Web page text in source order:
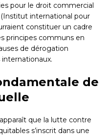
pour le droit commercial
(Institut international pour
constituer un cadre
principes communs en
de dérogation
de
que la lutte contre
s’inscrit dans une